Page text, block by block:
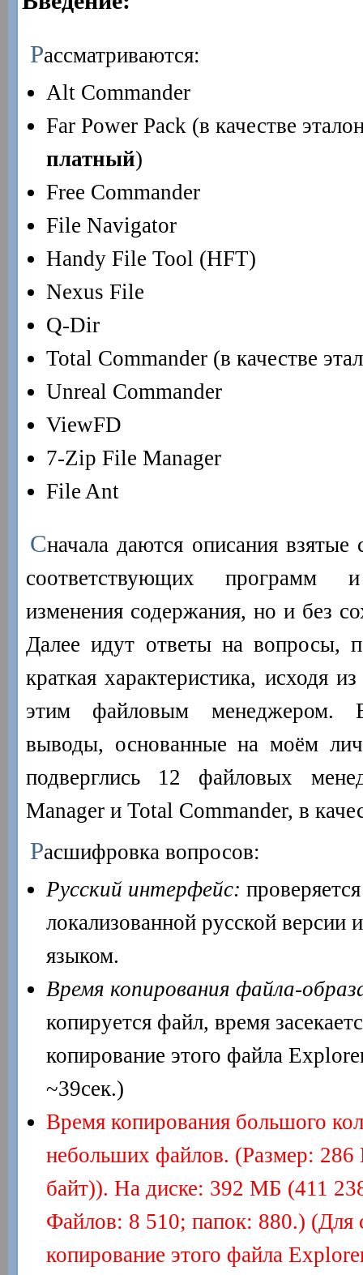
Рассматриваются:
Alt Commander
Far Power Pack (в качестве
платный)
Free Commander
File Navigator
Handy File Tool (HFT)
Nexus File
Q-Dir
Total Commander (в качестве
Unreal Commander
ViewFD
7-Zip File Manager
File Ant
Сначала даются описания
соответствующих программ
изменения содержания, но и без
Далее идут ответы на вопросы,
краткая характеристика, исходя
этим файловым менеджером.
выводы, основанные на моём
подверглись 12 файловых
Manager и Total Commander, в
Расшифровка вопросов:
Русский интерфейс:
локализованной русской версии
языком.
Время копирования файла-
копируется файл, время
копирование этого файла
~39сек.)
Время копирования большого
небольших файлов. (Размер:
байт)). На диске: 392 МБ (411
Файлов: 8 510; папок: 880.) (Для
копирование этого файла